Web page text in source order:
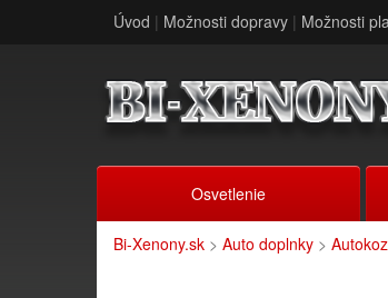
Úvod | Možnosti dopravy | Možnosti
Osvetlenie
Bi-Xenony.sk > Auto doplnky >